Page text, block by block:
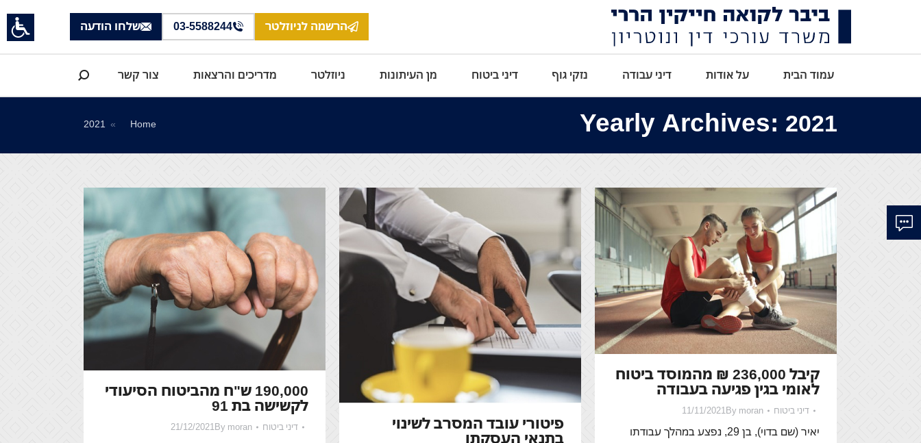
הרשמה לניוזלטר 03-5588244 שלחו הודעה
עמוד הבית על אודות דיני עבודה נזקי גוף דיני ביטוח מן העיתונות ניוזלטר מדריכים והרצאות צור קשר Search:
Yearly Archives: 2021
You are here:
Home
2021
190,000 ש"ח מהביטוח הסיעודי
לקשישה בת 91
דיני ביטוח By moran
21/12/2021
פיטורי עובד המסרב לשינוי
בתנאי העסקתו
קיבל 236,000 ₪ מהמוסד ביטוח
לאומי בגין פגיעה בעבודה
דיני ביטוח By moran
11/11/2021
יאיר (שם בדוי), בן 29, נפצע במהלך עבודתו